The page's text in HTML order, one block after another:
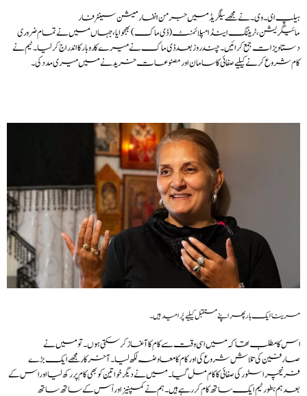
ہیلپ ای۔وی۔ نے مجھے بیلگریڈ میں جرمن انفارمیشن سینٹر فار
مائیگریشن،ٹریننگ اینڈ امپلائمنٹ (ڈی ماک) بھجوایا،جہاں میں نے تمام ضروری
دستاویزات جمع کرائیں۔ چند روز بعد ڈی ماک نے میرے کاروبار کا اندراج کرلیا۔ٹیم نے
کام شروع کرنے کیلیے صفائی کا سامان اور مصنوعات خریدنے میں میری مدد کی۔
مرینا ایک بار پھر اپنے مستقبل کیلیے پُرامید ہیں۔
اس کا مطلب تھا کہ میں اسی وقت سے کام کا آغاز کرسکتی ہوں۔ تو میں نے
صارفین کی تلاش شروع کی اور کام کا معاوضہ لکھ لیا۔آخر کار مجھے ایک بڑے
فرنیچر اسٹور کی صفائی کا کام مل گیا۔میں نے دیگر خواتین کو بھی کام پر رکھ لیا اور اس کے
بعد ہم بطور ٹیم ایک ساتھ کام کررہے ہیں۔ ہم نے کمپنیز اور اُس کے ساتھ ساتھ